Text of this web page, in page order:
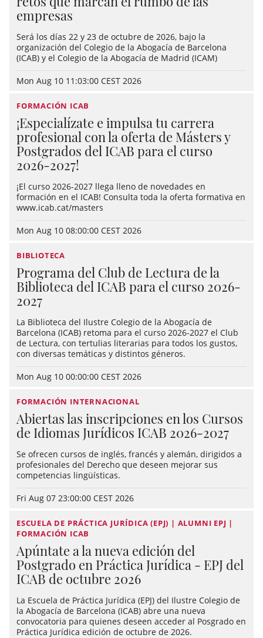
empresas
Será los días 22 y 23 de octubre de 2026, bajo la
organización del Colegio de la Abogacía de Barcelona
(ICAB) y el Colegio de la Abogacía de Madrid (ICAM)
Mon Aug 10 11:03:00 CEST 2026
FORMACIÓN ICAB
¡Especialízate e impulsa tu carrera
profesional con la oferta de Másters y
Postgrados del ICAB para el curso
2026-2027!
¡El curso 2026-2027 llega lleno de novedades en
formación en el ICAB! Consulta toda la oferta formativa en
www.icab.cat/masters
Mon Aug 10 08:00:00 CEST 2026
BIBLIOTECA
Programa del Club de Lectura de la
Biblioteca del ICAB para el curso 2026-
2027
La Biblioteca del Ilustre Colegio de la Abogacía de
Barcelona (ICAB) retoma para el curso 2026-2027 el Club
de Lectura, con tertulias literarias para todos los gustos,
con diversas temáticas y distintos géneros.
Mon Aug 10 00:00:00 CEST 2026
FORMACIÓN INTERNACIONAL
Abiertas las inscripciones en los Cursos
de Idiomas Jurídicos ICAB 2026-2027
Se ofrecen cursos de inglés, francés y alemán, dirigidos a
profesionales del Derecho que deseen mejorar sus
competencias lingüísticas.
Fri Aug 07 23:00:00 CEST 2026
ESCUELA DE PRÁCTICA JURÍDICA (EPJ) | ALUMNI EPJ |
FORMACIÓN ICAB
Apúntate a la nueva edición del
Postgrado en Práctica Jurídica - EPJ del
ICAB de octubre 2026
La Escuela de Práctica Jurídica (EPJ) del Ilustre Colegio de
la Abogacía de Barcelona (ICAB) abre una nueva
convocatoria para quienes deseen acceder al Posgrado en
Práctica Jurídica edición de octubre de 2026.